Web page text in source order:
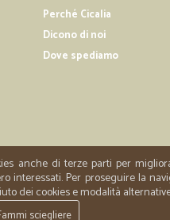
Perché Cicalia
Dicono di noi
Dove spediamo
anche di terze parti per
interessati. Per proseguire la
dei cookies e modalità
sciegliere